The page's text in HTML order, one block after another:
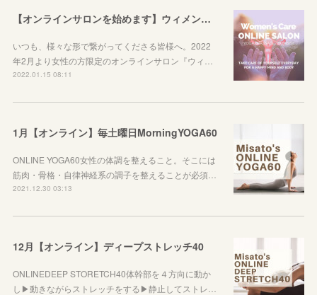
【オンラインサロンを始めます】ウィメンズケアを始めてみませんか？
いつも、様々な形で繋がってくださる皆様へ。2022
年2月より女性の方限定のオンラインサロン『ウィ…
2022.01.15 08:11
1月【オンライン】毎土曜日MorningYOGA60
ONLINE YOGA60女性の体調を整えること。そこには
筋肉・骨格・自律神経系の調子を整えることが必須…
2021.12.30 03:13
12月【オンライン】ディープストレッチ40
ONLINEDEEP STORETCH40体幹部を４方向に動か
し▶︎動きながらストレッチをする▶︎静止してストレ…